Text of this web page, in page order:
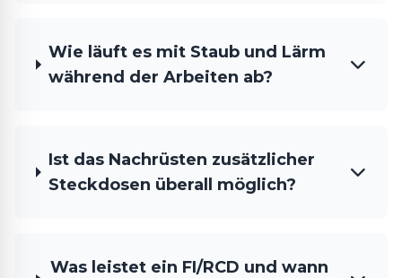
Wie läuft es mit Staub und Lärm
während der Arbeiten ab?
Ist das Nachrüsten zusätzlicher
Steckdosen überall möglich?
Was leistet ein FI/RCD und wann